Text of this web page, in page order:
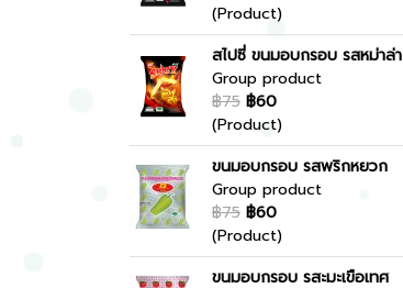
(Product)
สไปซี่ ขนมอบกรอบ รสหม่าล่า
Group product
฿75 ฿60
(Product)
ขนมอบกรอบ รสพริกหยวก
Group product
฿75 ฿60
(Product)
ขนมอบกรอบ รสะมะเขือเทศ